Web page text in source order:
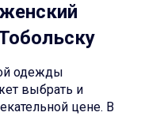
одежды
выбрать и
цене. В